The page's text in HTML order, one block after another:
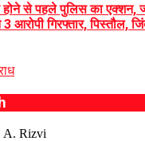
होने से पहले पुलिस का एक्शन,
आरोपी गिरफ्तार, पिस्तौल,
A. Rizvi